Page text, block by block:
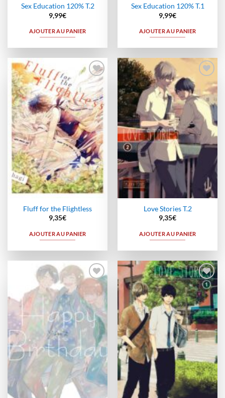
Sex Education 120% T.2
9,99€
AJOUTER AU PANIER
Sex Education 120% T.1
9,99€
AJOUTER AU PANIER
Ajouter
à la
wishlist
Fluff for the Flightless
9,35€
AJOUTER AU PANIER
Ajouter
à la
wishlist
Love Stories T.2
9,35€
AJOUTER AU PANIER
Ajouter
à la
wishlist
Ajouter
à la
wishlist